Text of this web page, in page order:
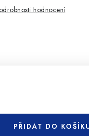
hodnocení
PŘIDAT DO